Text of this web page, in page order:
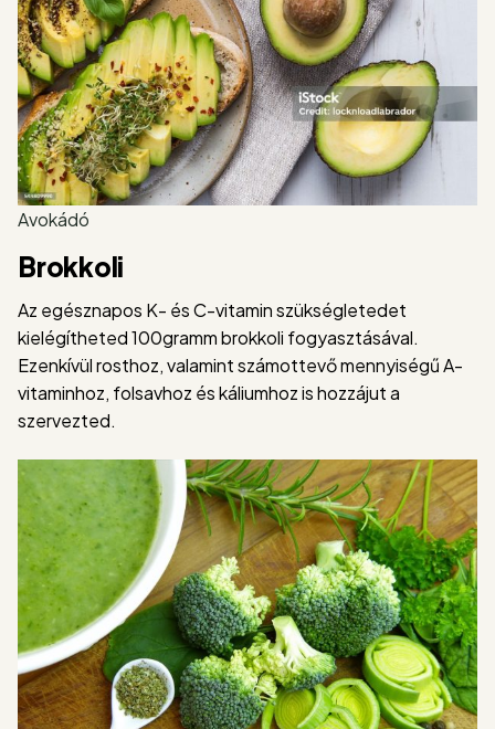
Avokádó
Brokkoli
Az egésznapos K- és C-vitamin szükségletedet
kielégítheted 100gramm brokkoli fogyasztásával.
Ezenkívül rosthoz, valamint számottevő mennyiségű A-
vitaminhoz, folsavhoz és káliumhoz is hozzájut a
szervezted.